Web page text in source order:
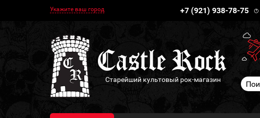
Укажите ваш город +7 (921) 938-78-75
Старейший культовый рок-магазин